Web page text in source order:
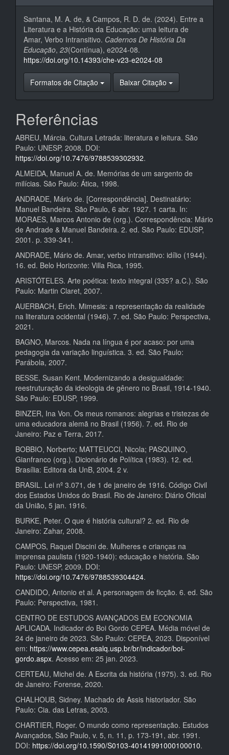
Santana, M. A. de, & Campos, R. D. de. (2024). Entre a
Literatura e a História da Educação: uma leitura de
Amar, Verbo Intransitivo. Cadernos De História Da
Educação, 23(Contínua), e2024-08.
https://doi.org/10.14393/che-v23-e2024-08
Formatos de Citação Baixar Citação
Referências
ABREU, Márcia. Cultura Letrada: literatura e leitura. São
Paulo: UNESP, 2008. DOI:
https://doi.org/10.7476/9788539302932.
ALMEIDA, Manuel A. de. Memórias de um sargento de
milícias. São Paulo: Ática, 1998.
ANDRADE, Mário de. [Correspondência]. Destinatário:
Manuel Bandeira. São Paulo, 6 abr. 1927. 1 carta. In:
MORAES, Marcos Antonio de (org.). Correspondência: Mário
de Andrade & Manuel Bandeira. 2. ed. São Paulo: EDUSP,
2001. p. 339-341.
ANDRADE, Mário de. Amar, verbo intransitivo: idílio (1944).
16. ed. Belo Horizonte: Villa Rica, 1995.
ARISTÓTELES. Arte poética: texto integral (335? a.C.). São
Paulo: Martin Claret, 2007.
AUERBACH, Erich. Mimesis: a representação da realidade
na literatura ocidental (1946). 7. ed. São Paulo: Perspectiva,
2021.
BAGNO, Marcos. Nada na língua é por acaso: por uma
pedagogia da variação linguística. 3. ed. São Paulo:
Parábola, 2007.
BESSE, Susan Kent. Modernizando a desigualdade:
reestruturação da ideologia de gênero no Brasil, 1914-1940.
São Paulo: EDUSP, 1999.
BINZER, Ina Von. Os meus romanos: alegrias e tristezas de
uma educadora alemã no Brasil (1956). 7. ed. Rio de
Janeiro: Paz e Terra, 2017.
BOBBIO, Norberto; MATTEUCCI, Nicola; PASQUINO,
Gianfranco (org.). Dicionário de Política (1983). 12. ed.
Brasília: Editora da UnB, 2004. 2 v.
BRASIL. Lei nº 3.071, de 1 de janeiro de 1916. Código Civil
dos Estados Unidos do Brasil. Rio de Janeiro: Diário Oficial
da União, 5 jan. 1916.
BURKE, Peter. O que é história cultural? 2. ed. Rio de
Janeiro: Zahar, 2008.
CAMPOS, Raquel Discini de. Mulheres e crianças na
imprensa paulista (1920-1940): educação e história. São
Paulo: UNESP, 2009. DOI:
https://doi.org/10.7476/9788539304424.
CANDIDO, Antonio et al. A personagem de ficção. 6. ed. São
Paulo: Perspectiva, 1981.
CENTRO DE ESTUDOS AVANÇADOS EM ECONOMIA
APLICADA. Indicador do Boi Gordo CEPEA. Média móvel de
24 de janeiro de 2023. São Paulo: CEPEA, 2023. Disponível
em: https://www.cepea.esalq.usp.br/br/indicador/boi-
gordo.aspx. Acesso em: 25 jan. 2023.
CERTEAU, Michel de. A Escrita da história (1975). 3. ed. Rio
de Janeiro: Forense, 2020.
CHALHOUB, Sidney. Machado de Assis historiador. São
Paulo: Cia. das Letras, 2003.
CHARTIER, Roger. O mundo como representação. Estudos
Avançados, São Paulo, v. 5, n. 11, p. 173-191, abr. 1991.
DOI: https://doi.org/10.1590/S0103-40141991000100010.